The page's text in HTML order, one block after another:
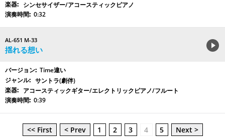
シンセサイザー/アコースティックピアノ
0:32
AL-651 M-33
揺れる想い
Time違い
サントラ(劇伴)
アコースティックギター/エレクトリックピアノ/フルート
0:39
<< First < Prev 1 2 3 4 5
Next >